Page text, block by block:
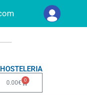
0.00€ 0
Carrito